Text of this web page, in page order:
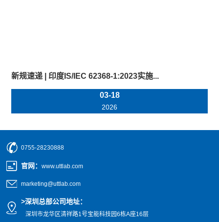
新规速递 | 印度IS/IEC 62368-1:2023实施...
03-18
2026
0755-28230888
官网 ：www.uttlab.com
marketing@uttlab.com
>深圳总部公司地址：
深圳市龙华区清祥路1号宝能科技园6栋A座16层